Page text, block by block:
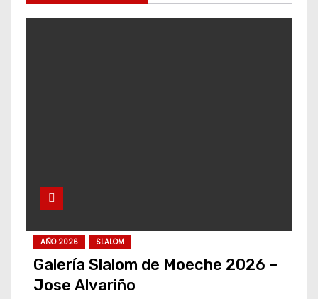
AÑO 2026 SLALOM
Galería Slalom de Moeche 2026 –
Jose Alvariño